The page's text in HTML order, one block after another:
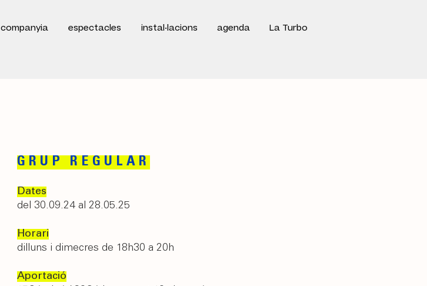
companyia espectacles instal·lacions agenda La Turbo
GRUP REGULAR
Dates
del 30.09.24 al 28.05.25
Horari
dilluns i dimecres de 18h30 a 20h
Aportació